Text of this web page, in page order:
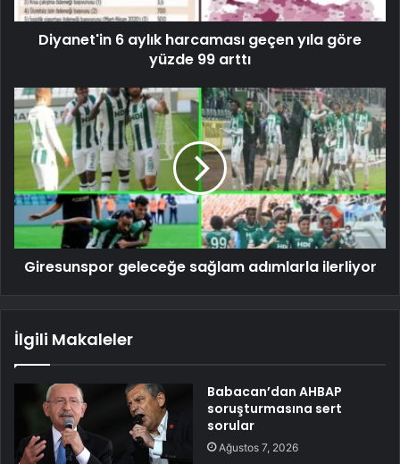
Diyanet'in 6 aylık harcaması geçen yıla göre
yüzde 99 arttı
Giresunspor geleceğe sağlam adımlarla ilerliyor
İlgili Makaleler
Babacan’dan AHBAP
soruşturmasına sert
sorular
Ağustos 7, 2026